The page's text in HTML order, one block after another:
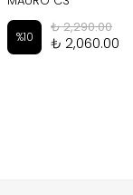
%10
₺ 2,290.00
₺ 2,060.00